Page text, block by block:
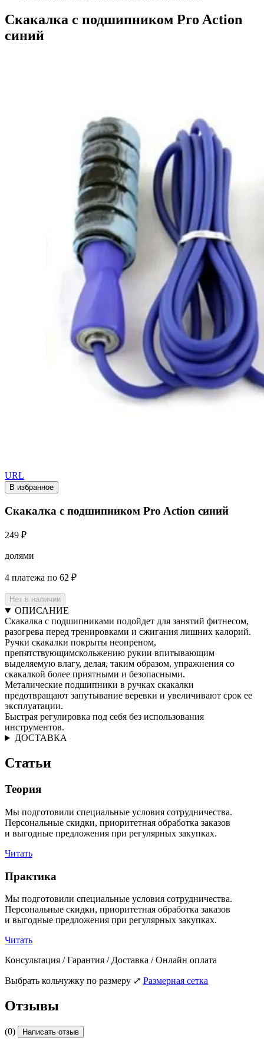
Скакалка с подшипником Pro Action
синий
URL
В избранное
Скакалка с подшипником Pro Action синий
249 ₽
долями
4 платежа по 62 ₽
Нет в наличии
ОПИСАНИЕ
Скакалка с подшипниками подойдет для занятий фитнесом,
разогрева перед тренировками и сжигания лишних калорий.
Ручки скакалки покрыты неопреном,
препятствующимскольжению рукии впитывающим
выделяемую влагу, делая, таким образом, упражнения со
скакалкой более приятными и безопасными.
Металические подшипники в ручках скакалки
предотвращают запутывание веревки и увеличивают срок ее
эксплуатации.
Быстрая регулировка под себя без использования
инструментов.
ДОСТАВКА
Статьи
Теория
Мы подготовили специальные условия сотрудничества.
Персональные скидки, приоритетная обработка заказов
и выгодные предложения при регулярных закупках.
Читать
Практика
Мы подготовили специальные условия сотрудничества.
Персональные скидки, приоритетная обработка заказов
и выгодные предложения при регулярных закупках.
Читать
Консультация / Гарантия / Доставка / Онлайн оплата
Выбрать кольчужку по размеру ⤢ Размерная сетка
Отзывы
(0) Написать отзыв